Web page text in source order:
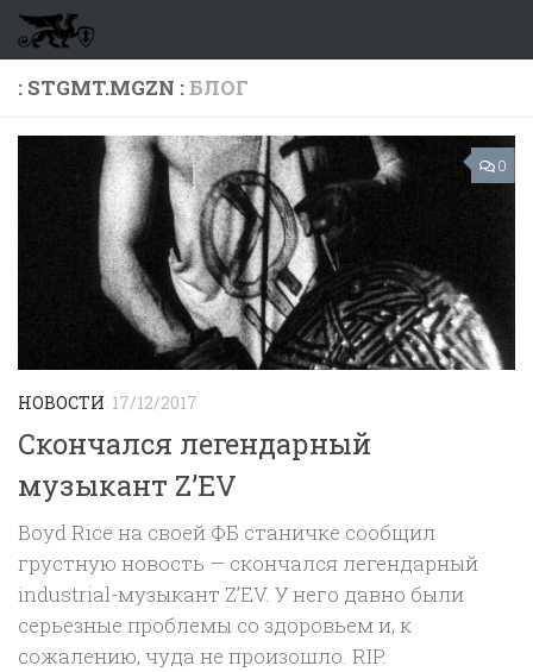
Перейти к содержимому
: STGMT.MGZN :БЛОГ
0
НОВОСТИ 17/12/2017
Скончался легендарный
музыкант Z’EV
Boyd Rice на своей ФБ станичке сообщил
грустную новость — скончался легендарный
industrial-музыкант Z’EV. У него давно были
серьезные проблемы со здоровьем и, к
сожалению, чуда не произошло. RIP.